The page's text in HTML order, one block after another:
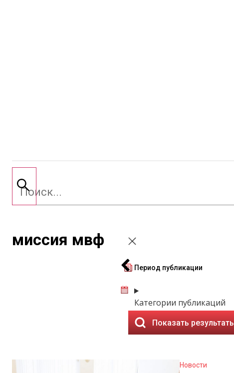
миссия мвф
Период публикации
Категории публикаций
Показать
Новости